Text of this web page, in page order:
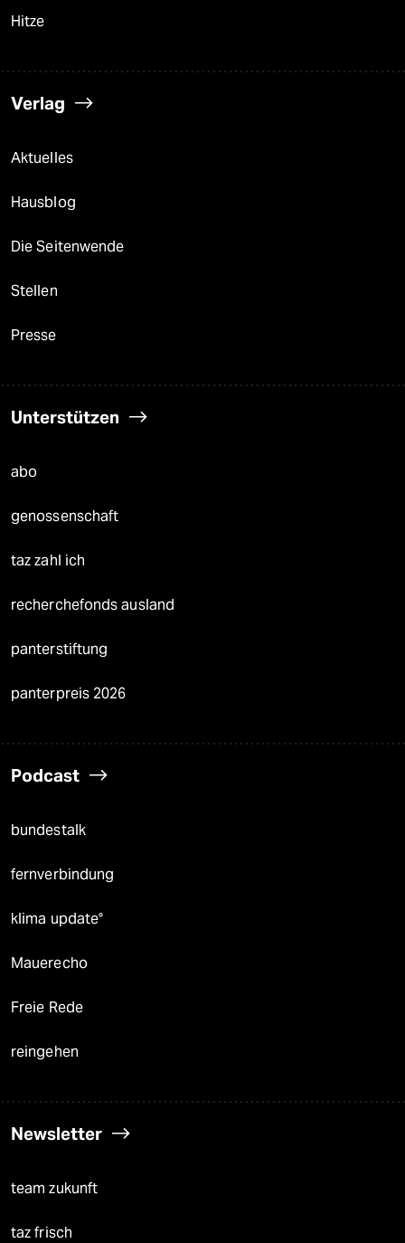
Hitze
Verlag
Aktuelles
Hausblog
Die Seitenwende
Stellen
Presse
Unterstützen
abo
genossenschaft
taz zahl ich
recherchefonds ausland
panterstiftung
panterpreis 2026
Podcast
bundestalk
fernverbindung
klima update°
Mauerecho
Freie Rede
reingehen
Newsletter
team zukunft
taz frisch